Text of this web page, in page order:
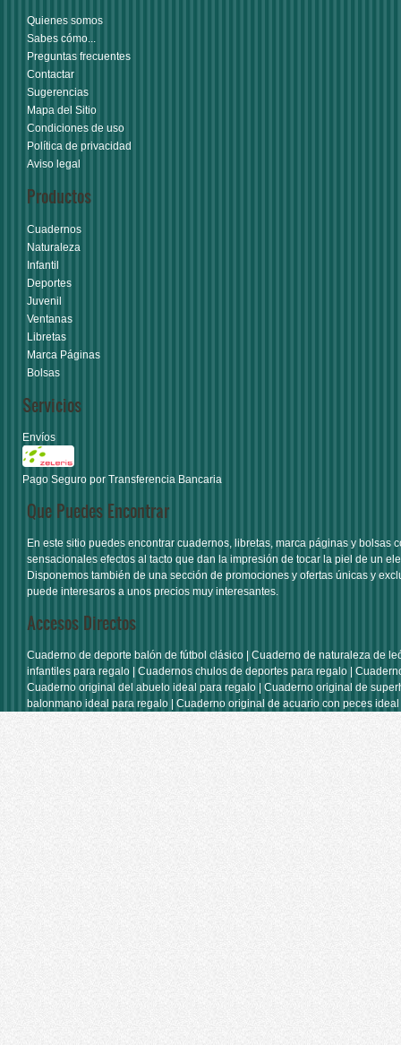
Quienes somos
Sabes cómo...
Preguntas frecuentes
Contactar
Sugerencias
Mapa del Sitio
Condiciones de uso
Política de privacidad
Aviso legal
Productos
Cuadernos
Naturaleza
Infantil
Deportes
Juvenil
Ventanas
Libretas
Marca Páginas
Bolsas
Servicios
Envíos
Pago Seguro por Transferencia Bancaria
Que Puedes Encontrar
En este sitio puedes encontrar cuadernos, libretas, marca páginas y bolsas
sensacionales efectos al tacto que dan la impresión de tocar la piel de un
Disponemos también de una sección de promociones y ofertas únicas y
puede interesaros a unos precios muy interesantes.
Accesos Directos
Cuaderno de deporte balón de fútbol clásico
Cuaderno de naturaleza de
infantiles para regalo
Cuadernos chulos de deportes para regalo
Cuaderno original del abuelo ideal para regalo
Cuaderno original de
balonmano ideal para regalo
Cuaderno original de acuario con peces